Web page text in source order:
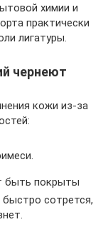
химии и
практически
лигатуры.
чернеют
кожи из-за
быть покрыты
сотрется,